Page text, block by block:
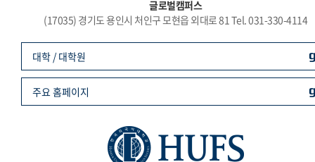
글로벌캠퍼스
(17035) 경기도 용인시 처인구 모현읍 외대로 81 Tel. 031-330-4114
대학 / 대학원
주요 홈페이지